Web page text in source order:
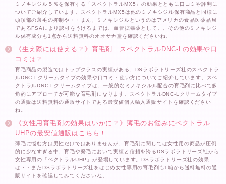
ミノキシジル５％を保有する「スペクトラルMX5」の効果とともに口コミや評判に
ついてご紹介しています。スペクトラルMX5は他のミノキシジル保有商品と同様に
頭頂部の薄毛の抑制や・・まん、ミノキシジルというのはアメリカの食品医薬品局
であるFSAにより認可をうけるまでは、血管拡張薬として。。その他のミノキシジ
ル保有成分も1点から送料無料のオオサカ堂を確認くださいね。
《生え際には使える？》育毛剤｜スペクトラルDNC-Lの効果や口
コミは？
育毛商品の製造ではトップクラスの実績がある、DSラボラトリーズ社のスペクトラ
ルDNC-Lクリームタイプの効果や口コミ・使い方についてご紹介しています。スペ
クトラルDNC-Lクリームタイプは、一般的なミノキジルル配合の育毛剤に比べて多
角的にアプローチが可能な育毛剤になります。スペクトラルDNC-Lクリームタイプ
の通販は送料無料の通販サイトである最安値個人輸入通販サイトを確認ください
ね。
《女性用育毛剤の効果はいかに？》薄毛のお悩みにペクトラル
UHPの最安値通販はこちら！
薄毛に悩む方は男性だけではありませんが、育毛剤に関しては女性用の商品が圧倒
的に少なすぎる中、育毛や発毛において実績と信頼を誇るDSラボラトリーズ社から
女性専用の「ペクトラルUHP」が登場しています。DSラボラトリーズ社の効果
は・・またDSラボラトリーズ社をはじめ女性専用の育毛剤も1箱から送料無料の通
販サイトを確認してみてくださいね。